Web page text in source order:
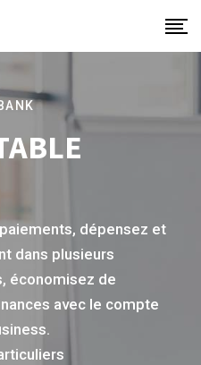
dépensez et
plusieurs
de l'argent
le compte tout-en-